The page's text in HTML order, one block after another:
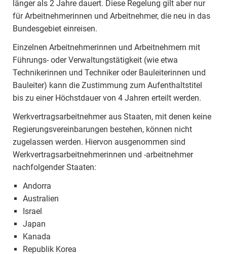
länger als 2 Jahre dauert. Diese Regelung gilt aber nur
für Arbeitnehmerinnen und Arbeitnehmer, die neu in das
Bundesgebiet einreisen.
Einzelnen Arbeitnehmerinnen und Arbeitnehmern mit
Führungs- oder Verwaltungstätigkeit (wie etwa
Technikerinnen und Techniker oder Bauleiterinnen und
Bauleiter) kann die Zustimmung zum Aufenthaltstitel
bis zu einer Höchstdauer von 4 Jahren erteilt werden.
Werkvertragsarbeitnehmer aus Staaten, mit denen keine
Regierungsvereinbarungen bestehen, können nicht
zugelassen werden. Hiervon ausgenommen sind
Werkvertragsarbeitnehmerinnen und -arbeitnehmer
nachfolgender Staaten:
Andorra
Australien
Israel
Japan
Kanada
Republik Korea